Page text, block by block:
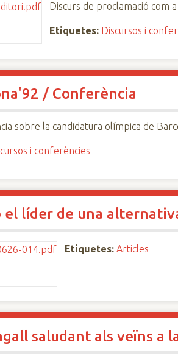
Discurs de proclamació com
Etiquetes: Discursos i
/ Conferència
sobre la candidatura olímpica de
i conferències
el líder de una
Etiquetes: Articles
saludant als veïns a